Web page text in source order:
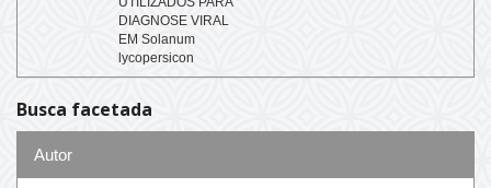
DIAGNOSE VIRAL
EM Solanum
lycopersicon
Busca facetada
Autor